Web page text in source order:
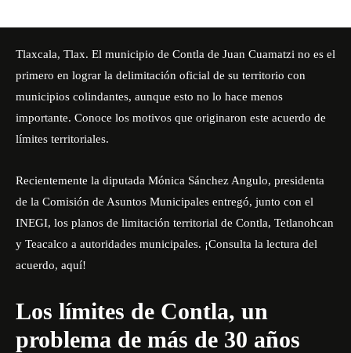
Tlaxcala, Tlax. El municipio de Contla de Juan Cuamatzi no es el
primero en lograr la delimitación oficial de su territorio con
municipios colindantes, aunque esto no lo hace menos
importante. Conoce los motivos que originaron este acuerdo de
límites territoriales.
Recientemente la diputada Mónica Sánchez Angulo, presidenta
de la Comisión de Asuntos Municipales entregó, junto con el
INEGI, los planos de limitación territorial de Contla, Tetlanohcan
y Teacalco a autoridades municipales. ¡Consulta la lectura del
acuerdo, aquí!
Los límites de Contla, un
problema de más de 30 años